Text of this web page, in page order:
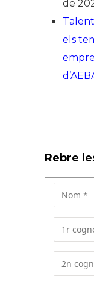
de
els
Rebre